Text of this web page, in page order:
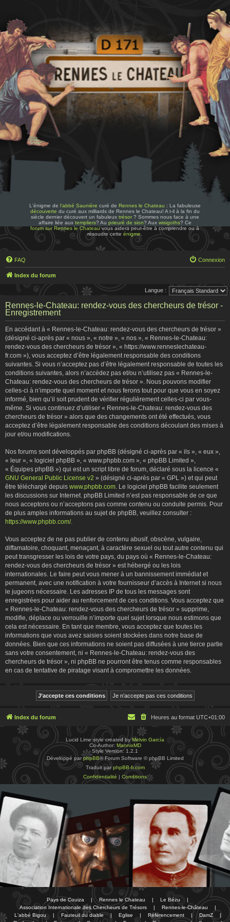
L'énigme de l'abbé Saunière curé de Rennes le Chateau : La fabuleuse
découverte du curé aux milliards de Rennes le Chateau! A t-il à la fin du
siècle dernier découvert un fabuleux trésor? Sommes nous face à une
affaire liée aux templiers? Au prieuré de sion? Aux wisigoths? Ce
forum sur Rennes le Chateauvous aidera peut-être à comprendre ou à
résoudre cetteénigme
FAQ Connexion
Index du forum
Langue :
Rennes-le-Chateau: rendez-vous des chercheurs de trésor -
Enregistrement
En accédant à « Rennes-le-Chateau: rendez-vous des chercheurs de trésor »
(désigné ci-après par « nous », « notre », « nos », « Rennes-le-Chateau:
rendez-vous des chercheurs de trésor », « https://www.renneslechateau-
fr.com »), vous acceptez d’être légalement responsable des conditions
suivantes. Si vous n’acceptez pas d’être légalement responsable de toutes les
conditions suivantes, alors n’accédez pas et/ou n’utilisez pas « Rennes-le-
Chateau: rendez-vous des chercheurs de trésor ». Nous pouvons modifier
celles-ci à n’importe quel moment et nous ferons tout pour que vous en soyez
informé, bien qu’il soit prudent de vérifier régulièrement celles-ci par vous-
même. Si vous continuez d’utiliser « Rennes-le-Chateau: rendez-vous des
chercheurs de trésor » alors que des changements ont été effectués, vous
acceptez d’être légalement responsable des conditions découlant des mises à
jour et/ou modifications.
Nos forums sont développés par phpBB (désigné ci-après par « ils », « eux »,
« leur », « logiciel phpBB », « www.phpbb.com », « phpBB Limited »,
« Équipes phpBB ») qui est un script libre de forum, déclaré sous la licence «
GNU General Public License v2 » (désigné ci-après par « GPL ») et qui peut
être téléchargé depuis www.phpbb.com. Le logiciel phpBB facilite seulement
les discussions sur Internet. phpBB Limited n’est pas responsable de ce que
nous acceptons ou n’acceptons pas comme contenu ou conduite permis. Pour
de plus amples informations au sujet de phpBB, veuillez consulter :
https://www.phpbb.com/.
Vous acceptez de ne pas publier de contenu abusif, obscène, vulgaire,
diffamatoire, choquant, menaçant, à caractère sexuel ou tout autre contenu qui
peut transgresser les lois de votre pays, du pays où « Rennes-le-Chateau:
rendez-vous des chercheurs de trésor » est hébergé ou les lois
internationales. Le faire peut vous mener à un bannissement immédiat et
permanent, avec une notification à votre fournisseur d’accès à Internet si nous
le jugeons nécessaire. Les adresses IP de tous les messages sont
enregistrées pour aider au renforcement de ces conditions. Vous acceptez que
« Rennes-le-Chateau: rendez-vous des chercheurs de trésor » supprime,
modifie, déplace ou verrouille n’importe quel sujet lorsque nous estimons que
cela est nécessaire. En tant que membre, vous acceptez que toutes les
informations que vous avez saisies soient stockées dans notre base de
données. Bien que ces informations ne soient pas diffusées à une tierce partie
sans votre consentement, ni « Rennes-le-Chateau: rendez-vous des
chercheurs de trésor », ni phpBB ne pourront être tenus comme responsables
en cas de tentative de piratage visant à compromettre les données.
Index du forum Heures au format UTC+01:00
Lucid Lime style created byMelvin García
Co-Author: MannixMD
Style Version: 1.2.1
Développé parphpBB® Forum Software © phpBB Limited
Traduit parphpBB-fr.com
Confidentialité | Conditions
Pays de Couiza | Rennes le Chateau | Le Bézu
|
Association Internationale des Chercheurs de Trésors
| Rennes-le-Château
|
L'abbé Bigou
| Fauteuil du diable | Eglise | Référencement | DamZ
|